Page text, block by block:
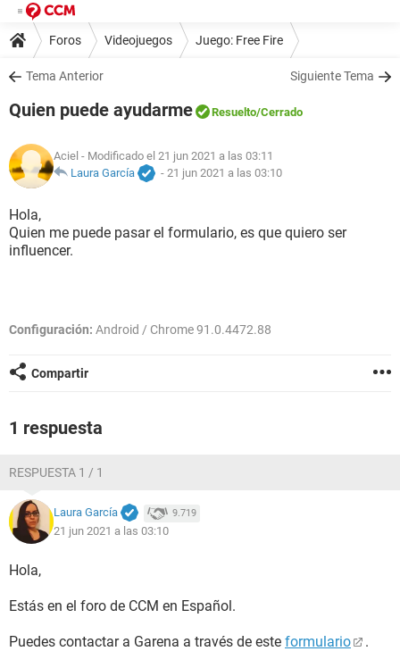
Foros Videojuegos Juego: Free Fire
Tema Anterior Siguiente Tema
Quien puede ayudarme Resuelto/Cerrado
Aciel - Modificado el 21 jun 2021 a las 03:11
Laura García
- 21 jun 2021 a las 03:10
Hola,
Quien me puede pasar el formulario, es que quiero ser
influencer.
Configuración: Android / Chrome 91.0.4472.88
Compartir
1 respuesta
RESPUESTA 1 / 1
Laura García 9.719
21 jun 2021 a las 03:10
Hola,
Estás en el foro de CCM en Español.
Puedes contactar a Garena a través de este formulario .